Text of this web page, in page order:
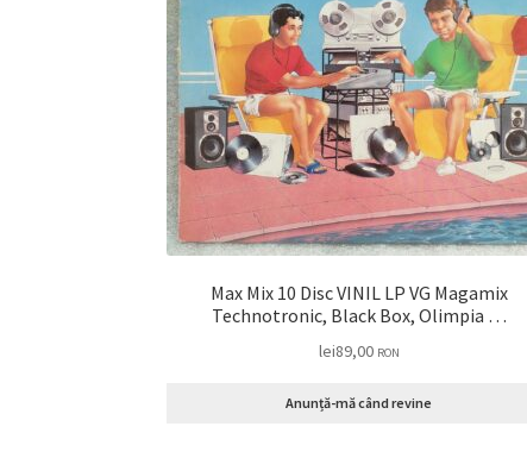
Max Mix 10 Disc VINIL LP VG Magamix
Technotronic, Black Box, Olimpia …
lei89,00 RON
Anunță-mă când revine